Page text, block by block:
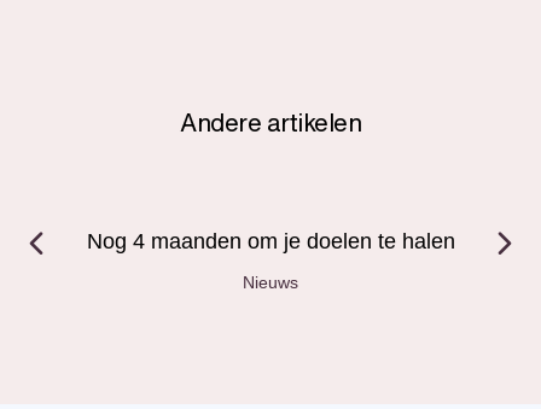
Andere artikelen
Nog 4 maanden om je doelen te halen
Nieuws